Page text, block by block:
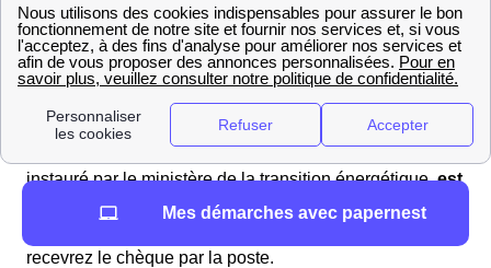
Les chèques énergie seront envoyés cette année à
Plouézec à partir de 25 avril 2024 pour tous les
bénéficiaires Plouézecains.
Si vous y êtes éligible, vous pouvez utiliser le chèque
énergie pour le paiement de vos factures. Ce dispositif,
instauré par le ministère de la transition énergétique,est
attribué automatiquement selon vos informations
recevrez le chèque par la poste.
Mes démarches avec papernest